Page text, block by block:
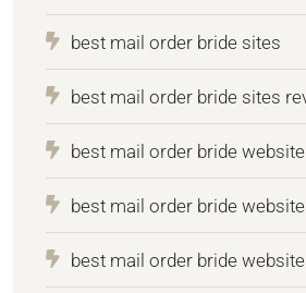
best mail order bride sites
best mail order bride sites
best mail order bride website
best mail order bride
best mail order bride